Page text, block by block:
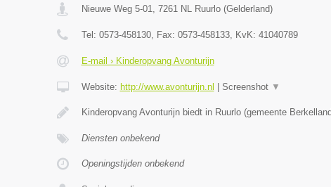
Nieuwe Weg 5-01, 7261 NL Ruurlo(Gelderland)
Tel: 0573-458130, Fax: 0573-458133, KvK: 41040789
E-mail › Kinderopvang Avonturijn
Website: http://www.avonturijn.nl Screenshot ▼
Kinderopvang Avonturijn biedt in Ruurlo (gemeente
Diensten onbekend
Openingstijden onbekend